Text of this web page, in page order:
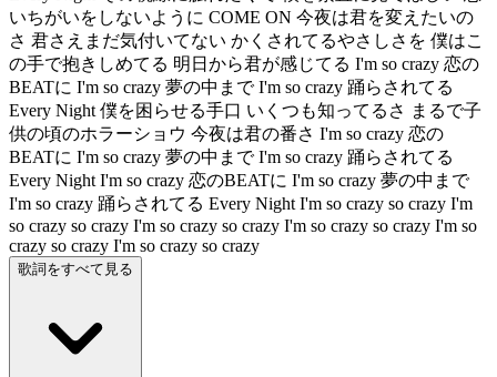
いちがいをしないように COME ON 今夜は君を変えたいの
さ 君さえまだ気付いてない かくされてるやさしさを 僕はこ
の手で抱きしめてる 明日から君が感じてる I'm so crazy 恋の
BEATに I'm so crazy 夢の中まで I'm so crazy 踊らされてる
Every Night 僕を困らせる手口 いくつも知ってるさ まるで子
供の頃のホラーショウ 今夜は君の番さ I'm so crazy 恋の
BEATに I'm so crazy 夢の中まで I'm so crazy 踊らされてる
Every Night I'm so crazy 恋のBEATに I'm so crazy 夢の中まで
I'm so crazy 踊らされてる Every Night I'm so crazy so crazy I'm
so crazy so crazy I'm so crazy so crazy I'm so crazy so crazy I'm so
crazy so crazy I'm so crazy so crazy
歌詞をすべて見る